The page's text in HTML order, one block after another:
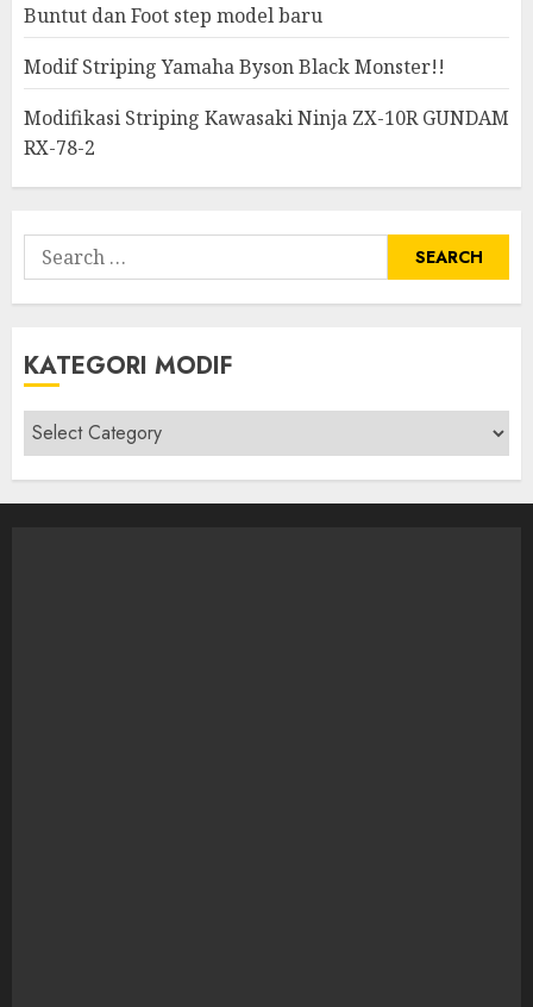
Buntut dan Foot step model baru
Modif Striping Yamaha Byson Black Monster!!
Modifikasi Striping Kawasaki Ninja ZX-10R GUNDAM
RX-78-2
Search
for:
KATEGORI MODIF
Kategori
modif